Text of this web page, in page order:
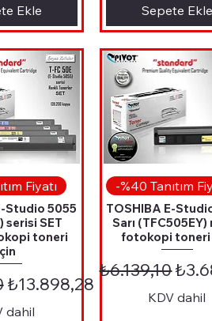
Ekle Sepete Ekle
Bakış
Fiyatı
Studio 5055
serisi SET
toneri
İndirimli Fiyat
₺13.898,28
dahil
Hızlı
-%40 Tanıtım
TOSHIBA E-
Sarı
fotokopi toneri
Normal Fiyat
₺6.139,10
KDV dahil